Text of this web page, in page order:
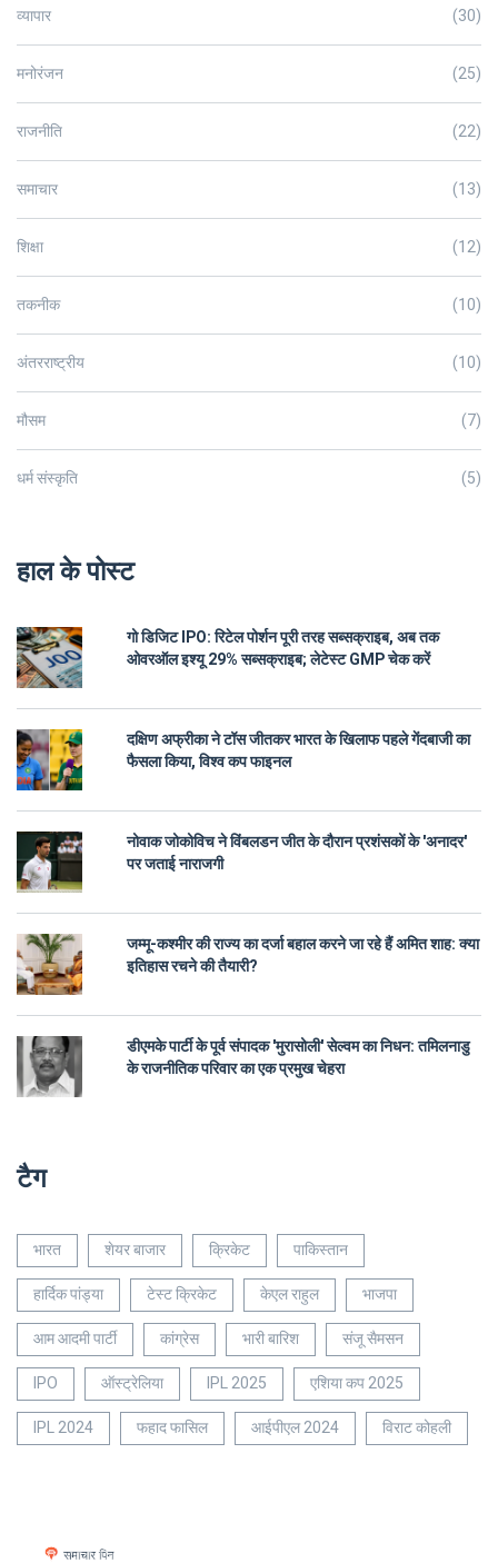
व्यापार (30)
मनोरंजन (25)
राजनीति (22)
समाचार (13)
शिक्षा (12)
तकनीक (10)
अंतरराष्ट्रीय (10)
मौसम (7)
धर्म संस्कृति (5)
हाल के पोस्ट
गो डिजिट IPO: रिटेल पोर्शन पूरी तरह सब्सक्राइब, अब तक
ओवरऑल इश्यू 29% सब्सक्राइब; लेटेस्ट GMP चेक करें
दक्षिण अफ्रीका ने टॉस जीतकर भारत के खिलाफ पहले गेंदबाजी का
फैसला किया, विश्व कप फाइनल
नोवाक जोकोविच ने विंबलडन जीत के दौरान प्रशंसकों के 'अनादर'
पर जताई नाराजगी
जम्मू-कश्मीर की राज्य का दर्जा बहाल करने जा रहे हैं अमित शाह: क्या
इतिहास रचने की तैयारी?
डीएमके पार्टी के पूर्व संपादक 'मुरासोली' सेल्वम का निधन: तमिलनाडु
के राजनीतिक परिवार का एक प्रमुख चेहरा
टैग
भारत शेयर बाजार क्रिकेट
पाकिस्तान
हार्दिक पांड्या
टेस्ट क्रिकेट केएल राहुल
भाजपा
आम आदमी पार्टी
कांग्रेस भारी बारिश
संजू सैमसन
IPO
ऑस्ट्रेलिया IPL 2025
एशिया कप 2025
IPL 2024
फहाद फासिल आईपीएल 2024 विराट कोहली